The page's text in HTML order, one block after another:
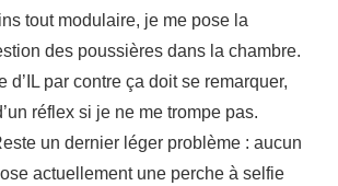
tout modulaire, je me pose la
des poussières dans la chambre.
d’IL par contre ça doit se remarquer,
réflex si je ne me trompe pas.
un dernier léger problème : aucun
actuellement une perche à selfie